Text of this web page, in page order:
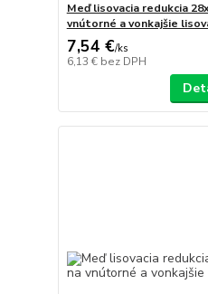
Meď lisovacia redukcia
vnútorné a vonkajšie
7,54 €/ks
6,13 € bez DPH